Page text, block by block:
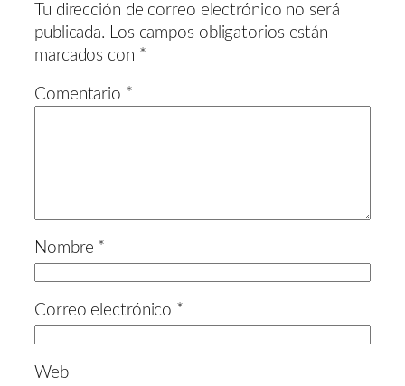
Tu dirección de correo electrónico no será
publicada.
Los campos obligatorios están
marcados con *
Comentario *
Nombre *
Correo electrónico *
Web